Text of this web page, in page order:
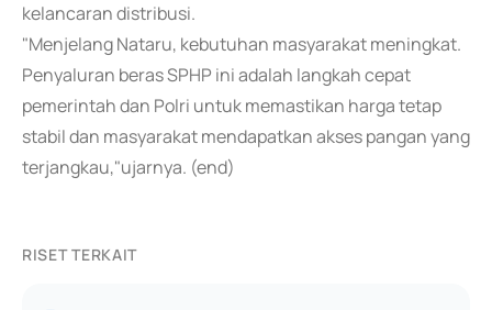
kelancaran distribusi.
"Menjelang Nataru, kebutuhan masyarakat meningkat.
Penyaluran beras SPHP ini adalah langkah cepat
pemerintah dan Polri untuk memastikan harga tetap
stabil dan masyarakat mendapatkan akses pangan yang
terjangkau,"ujarnya. (end)
RISET TERKAIT